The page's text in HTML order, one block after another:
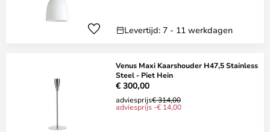
Levertijd: 7 - 11 werkdagen
Venus Maxi Kaarshouder H47,5 Stainless
Steel - Piet Hein
€ 300,00
adviesprijs€ 314,00
adviesprijs -€ 14,00